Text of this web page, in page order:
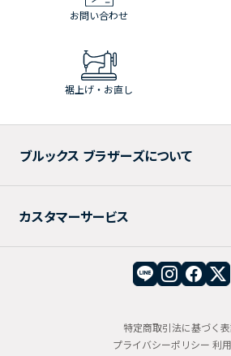
お問い合わせ
裾上げ・お直し
ブルックス ブラザーズについて
カスタマーサービス
特定商取引法に基づく
プライバシーポリシー 利